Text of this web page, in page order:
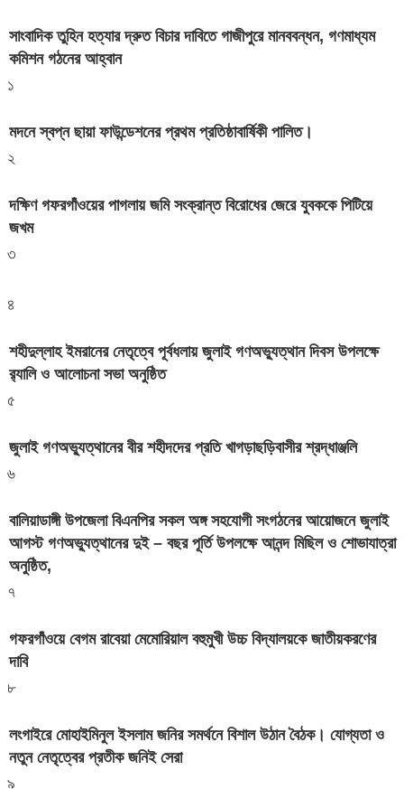
সাংবাদিক তুহিন হত্যার দ্রুত বিচার দাবিতে গাজীপুরে মানববন্ধন, গণমাধ্যম
কমিশন গঠনের আহ্বান
১
মদনে স্বপ্ন ছায়া ফাউন্ডেশনের প্রথম প্রতিষ্ঠাবার্ষিকী পালিত।
২
দক্ষিণ গফরগাঁওয়ের পাগলায় জমি সংক্রান্ত বিরোধের জেরে যুবককে পিটিয়ে
জখম
৩
৪
শহীদুল্লাহ ইমরানের নেতৃত্বে পূর্বধলায় জুলাই গণঅভ্যুত্থান দিবস উপলক্ষে
র‍্যালি ও আলোচনা সভা অনুষ্ঠিত
৫
জুলাই গণঅভ্যুত্থানের বীর শহীদদের প্রতি খাগড়াছড়িবাসীর শ্রদ্ধাঞ্জলি
৬
বালিয়াডাঙ্গী উপজেলা বিএনপির সকল অঙ্গ সহযোগী সংগঠনের আয়োজনে জুলাই
আগস্ট গণঅভ্যুত্থানের দুই – বছর পূর্তি উপলক্ষে আনন্দ মিছিল ও শোভাযাত্রা
অনুষ্ঠিত,
৭
গফরগাঁওয়ে বেগম রাবেয়া মেমোরিয়াল বহুমুখী উচ্চ বিদ্যালয়কে জাতীয়করণের
দাবি
৮
লংগাইরে মোহাইমিনুল ইসলাম জনির সমর্থনে বিশাল উঠান বৈঠক। যোগ্যতা ও
নতুন নেতৃত্বের প্রতীক জনিই সেরা
৯